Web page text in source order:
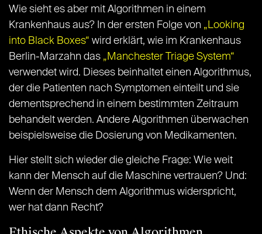
Wie sieht es aber mit Algorithmen in einem
Krankenhaus aus? In der ersten Folge von „Looking
into Black Boxes“ wird erklärt, wie im Krankenhaus
Berlin-Marzahn das „Manchester Triage System“
verwendet wird. Dieses beinhaltet einen Algorithmus,
der die Patienten nach Symptomen einteilt und sie
dementsprechend in einem bestimmten Zeitraum
behandelt werden. Andere Algorithmen überwachen
beispielsweise die Dosierung von Medikamenten.
Hier stellt sich wieder die gleiche Frage: Wie weit
kann der Mensch auf die Maschine vertrauen? Und:
Wenn der Mensch dem Algorithmus widerspricht,
wer hat dann Recht?